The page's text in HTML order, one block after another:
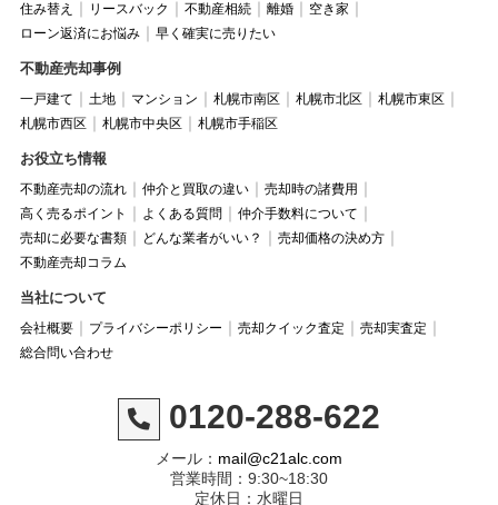
住み替え リースバック 不動産相続 離婚
空き家
ローン返済にお悩み
早く確実に売りたい
不動産売却事例
一戸建て 土地 マンション 札幌市南区 札幌市北区
札幌市東区
札幌市西区
札幌市中央区 札幌市手稲区
お役立ち情報
不動産売却の流れ 仲介と買取の違い
売却時の諸費用
高く売るポイント
よくある質問
仲介手数料について
売却に必要な書類
どんな業者がいい？
売却価格の決め方
不動産売却コラム
当社について
会社概要 プライバシーポリシー 売却クイック査定
売却実査定
総合問い合わせ
0120-288-622
メール： mail@c21alc.com
営業時間：9:30~18:30
定休日：水曜日